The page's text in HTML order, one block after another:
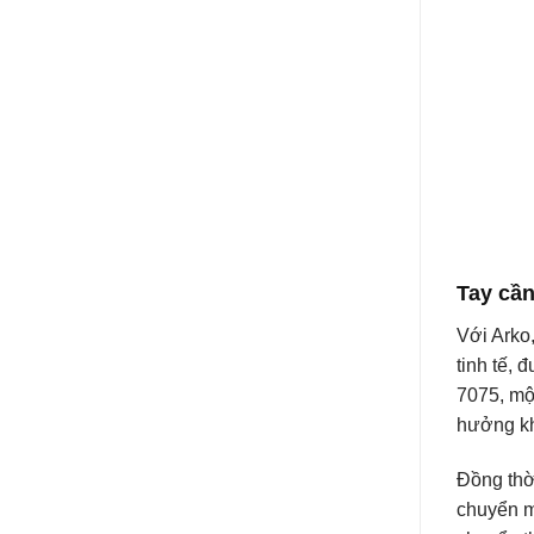
Tay cần
Với
tinh tế,
7075,
hưởng
Đồng
chuyển